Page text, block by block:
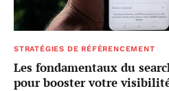
STRATÉGIES DE RÉFÉRENCEMENT
Les fondamentaux du
pour booster votre